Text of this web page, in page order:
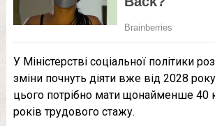
У Міністерстві соціальної політики
зміни почнуть діяти вже від 2028
цього потрібно мати щонайменше 40
років трудового стажу.